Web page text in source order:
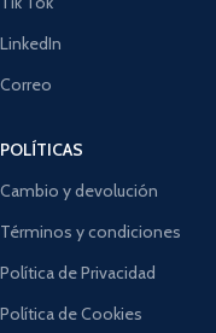
LinkedIn
Correo
POLÍTICAS
Cambio y devolución
Términos y condiciones
Política de Privacidad
Política de Cookies